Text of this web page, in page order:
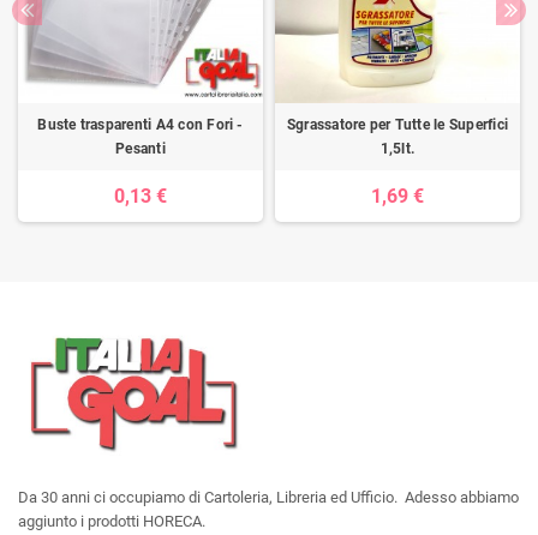
Buste trasparenti A4 con Fori -
Pesanti
0,13 €
Sgrassatore per Tutte le Superfici
1,5lt.
1,69 €
Da 30 anni ci occupiamo di Cartoleria, Libreria ed Ufficio. Adesso abbiamo
aggiunto i prodotti HORECA.